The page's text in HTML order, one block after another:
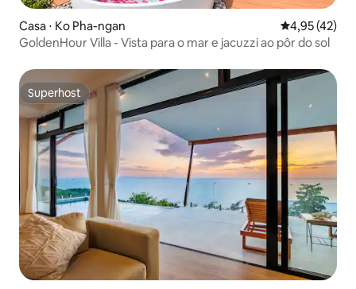
Casa ⋅ Ko Pha-ngan 4,95 de uma
4,95 (42)
GoldenHour Villa - Vista para o mar e jacuzzi ao pôr do sol
Superhost
Superhost